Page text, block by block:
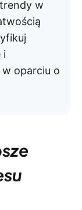
w
i
oparciu o